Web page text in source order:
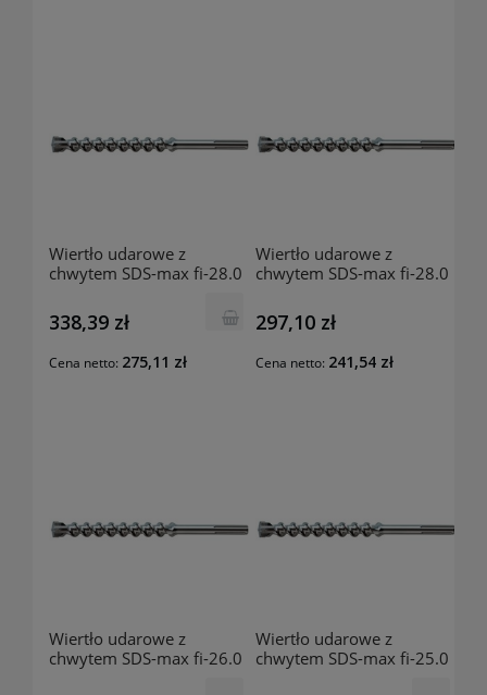
Wiertło udarowe z
chwytem SDS-max fi-28.0
201742004 Luna
338,39 zł
Cena netto: 275,11 zł
Wiertło udarowe z
chwytem SDS-max fi-28.0
201741907 Luna
297,10 zł
Cena netto: 241,54 zł
Wiertło udarowe z
chwytem SDS-max fi-26.0
Wiertło udarowe z
chwytem SDS-max fi-25.0